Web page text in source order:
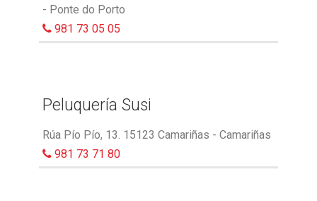
- Ponte do Porto
981 73 05 05
Peluquería Susi
Rúa Pío Pío, 13. 15123 Camariñas - Camariñas
981 73 71 80